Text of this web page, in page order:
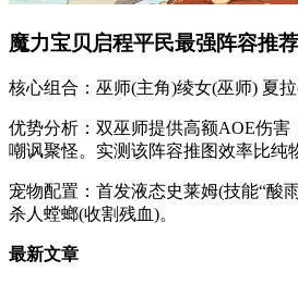
魔力宝贝启程平民最强阵容推荐
核心组合：巫师(主角)绫女(巫师) 夏
优势分析：双巫师提供高额AOE伤害
嘲讽聚怪。实测该阵容推图效率比纯
宠物配置：首发液态史莱姆(技能“酸
杀人螳螂(收割残血)。
最新文章